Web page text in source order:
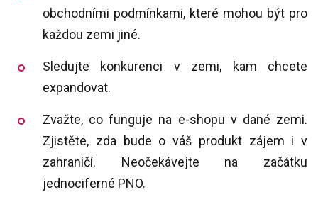
obchodními podmínkami, které mohou být pro
každou zemi jiné.
Sledujte konkurenci v zemi, kam chcete
expandovat.
Zvažte, co funguje na e-shopu v dané zemi.
Zjistěte, zda bude o váš produkt zájem i v
zahraničí. Neočekávejte na začátku
jednociferné PNO.